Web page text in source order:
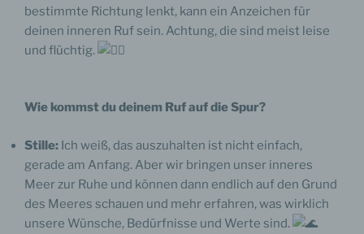
bestimmte Richtung lenkt, kann ein Anzeichen für
deinen inneren Ruf sein. Achtung, die sind meist leise
und flüchtig.
Wie kommst du deinem Ruf auf die Spur?
Stille: Ich weiß, das auszuhalten ist nicht einfach,
gerade am Anfang. Aber wir bringen unser inneres
Meer zur Ruhe und können dann endlich auf den Grund
des Meeres schauen und mehr erfahren, was wirklich
unsere Wünsche, Bedürfnisse und Werte sind.